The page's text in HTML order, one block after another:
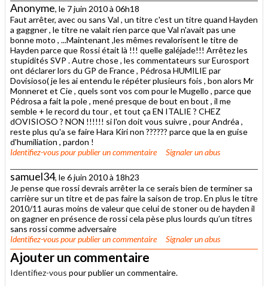
Anonyme, le 7 juin 2010 à 06h18
Faut arrêter, avec ou sans Val , un titre c'est un titre quand Hayden
a gaggner , le titre ne valait rien parce que Val n'avait pas une
bonne moto , ...Maintenant ,les mêmes revalorisent le titre de
Hayden parce que Rossi était là !!! quelle galéjade!!! Arrêtez les
stupidités SVP . Autre chose , les commentateurs sur Eurosport
ont déclarer lors du GP de France , Pédrosa HUMILIE par
Dovisioso( je les ai entendu le répéter plusieurs fois , bon alors Mr
Monneret et Cie , quels sont vos com pour le Mugello , parce que
Pédrosa a fait la pole , mené presque de bout en bout , il me
semble + le record du tour , et tout ça EN ITALIE ? CHEZ
dOVISIOSO ? NON !!!!!! si l'on doit vous suivre , pour Andréa ,
reste plus qu'a se faire Hara Kiri non ?????? parce que la en guise
d'humiliation , pardon !
Identifiez-vouspour publier un commentaire Signaler un abus
samuel34, le 6 juin 2010 à 18h23
Je pense que rossi devrais arrêter la ce serais bien de terminer sa
carrière sur un titre et de pas faire la saison de trop. En plus le titre
2010/11 auras moins de valeur que celui de stoner ou de hayden il
on gagner en présence de rossi cela pèse plus lourds qu’un titres
sans rossi comme adversaire
Identifiez-vouspour publier un commentaire Signaler un abus
Ajouter un commentaire
Identifiez-vous pour publier un commentaire.